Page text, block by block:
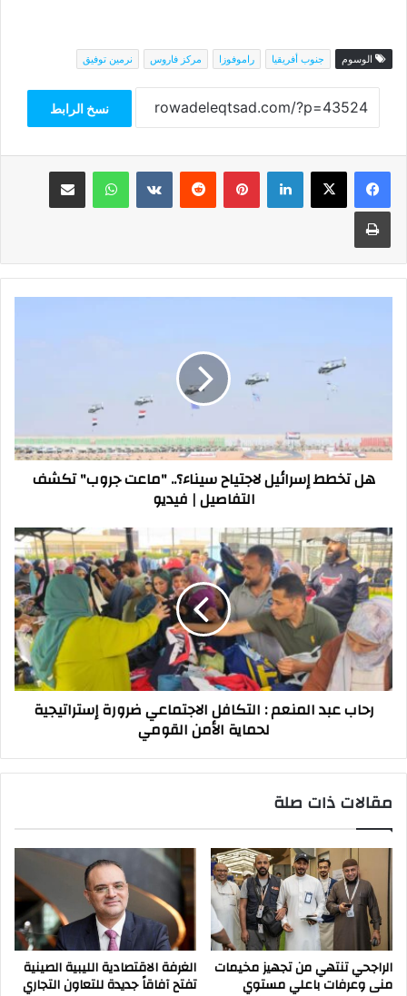
الوسوم جنوب أفريقيا راموفوزا مركز فاروس نرمين توفيق
نسخ الرابط
فيسبوك‫X لينكدإن بينتيريست واتساب مشاركة عبر البريد
طباعة
تكشف
التفاصيل
هل تخطط إسرائيل لاجتياح سيناء؟.. "ماعت جروب" تكشف
التفاصيل | فيديو
رحاب
عبد
المنعم
:
التكافل
الاجتماعي
ضرورة
إستراتيجية
لحماية
الأمنرحاب عبد المنعم : التكافل الاجتماعي ضرورة إستراتيجية
لحماية الأمن القومي
مقالات ذات صلة
الراجحي تنتهي من تجهيز مخيمات
منى وعرفات باعلي مستوي
الغرفة الاقتصادية الليبية الصينية
تفتح آفاقاً جديدة للتعاون التجاري